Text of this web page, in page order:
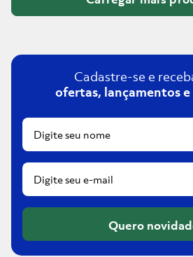
Cadastre-se e
ofertas, lançamentos
Quero